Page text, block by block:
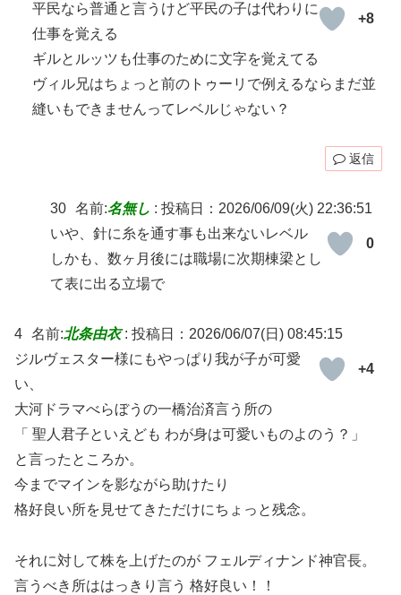
+8
平民なら普通と言うけど平民の子は代わりに
仕事を覚える
ギルとルッツも仕事のために文字を覚えてる
ヴィル兄はちょっと前のトゥーリで例えるならまだ並
縫いもできませんってレベルじゃない？
返信
30 名前:名無し : 投稿日：2026/06/09(火) 22:36:51
0
いや、針に糸を通す事も出来ないレベル
しかも、数ヶ月後には職場に次期棟梁とし
て表に出る立場で
4 名前:北条由衣: 投稿日：2026/06/07(日) 08:45:15
+4
ジルヴェスター様にもやっぱり我が子が可愛
い、
大河ドラマべらぼうの一橋治済言う所の
「 聖人君子といえども わが身は可愛いものよのう？」
と言ったところか。
今までマインを影ながら助けたり
格好良い所を見せてきただけにちょっと残念。
それに対して株を上げたのが フェルディナンド神官長。
言うべき所ははっきり言う 格好良い！！